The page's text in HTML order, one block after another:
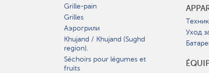
Grille-pain
Grilles
Аэрогрили
Khujand / Khujand (Sughd
region).
Séchoirs pour légumes et
fruits
Уход